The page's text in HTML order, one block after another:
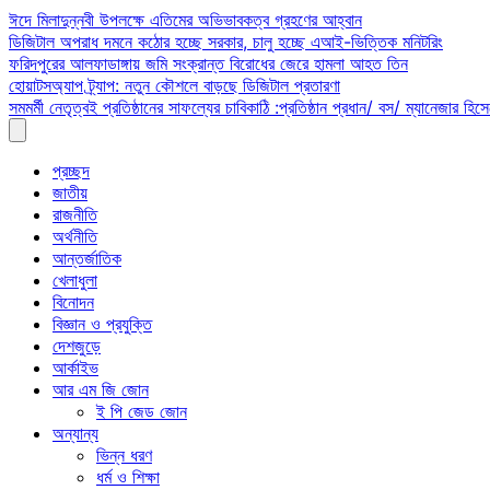
Skip
to
content
ঈদে মিলাদুন্নবী উপলক্ষে এতিমের অভিভাবকত্ব গ্রহণের আহ্বান
ডিজিটাল অপরাধ দমনে কঠোর হচ্ছে সরকার, চালু হচ্ছে এআই-ভিত্তিক মনিটরিং
ফরিদপুরের আলফাডাঙ্গায় জমি সংক্রান্ত বিরোধের জেরে হামলা আহত তিন
হোয়াটসঅ্যাপ ট্র্যাপ: নতুন কৌশলে বাড়ছে ডিজিটাল প্রতারণা
সমমর্মী নেতৃত্বই প্রতিষ্ঠানের সাফল্যের চাবিকাঠি :প্রতিষ্ঠান প্রধান/ বস/ ম্যানেজার
প্রচ্ছদ
জাতীয়
রাজনীতি
অর্থনীতি
আন্তর্জাতিক
খেলাধুলা
বিনোদন
বিজ্ঞান ও প্রযুক্তি
দেশজুড়ে
আর্কাইভ
আর এম জি জোন
ই পি জেড জোন
অন্যান্য
ভিন্ন ধরণ
ধর্ম ও শিক্ষা